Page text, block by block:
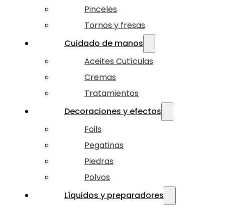
Pinceles
Tornos y fresas
Cuidado de manos
Aceites Cutículas
Cremas
Tratamientos
Decoraciones y efectos
Foils
Pegatinas
Piedras
Polvos
Líquidos y preparadores